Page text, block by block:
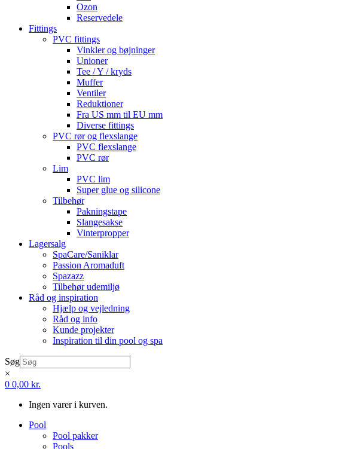
Ozon
Reservedele
Fittings
PVC fittings
Vinkler og bøjninger
Unioner
Tee / Y / kryds
Muffer
Ventiler
Reduktioner
Fra US mm til EU mm
Diverse fittings
PVC rør og flexslange
PVC flexslange
PVC rør
Lim
PVC lim
Super glue og silicone
Tilbehør
Pakningstape
Slangesakse
Vinterpropper
Lagersalg
SpaCare/Saniklar
Passion Aromaduft
Spazazz
Tilbehør udemiljø
Råd og inspiration
Hjælp og vejledning
Råd og info
Kunde projekter
Inspiration til din pool og spa
Søg
×
0 0,00 kr.
Ingen varer i kurven.
Pool
Pool pakker
Pools